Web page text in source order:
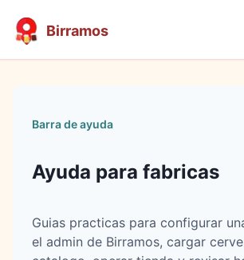
Birramos
Barra de ayuda
Ayuda para fabricas
Guias practicas para configurar
el admin de Birramos, cargar